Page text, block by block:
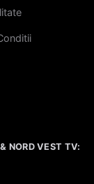
NORD VEST TV: